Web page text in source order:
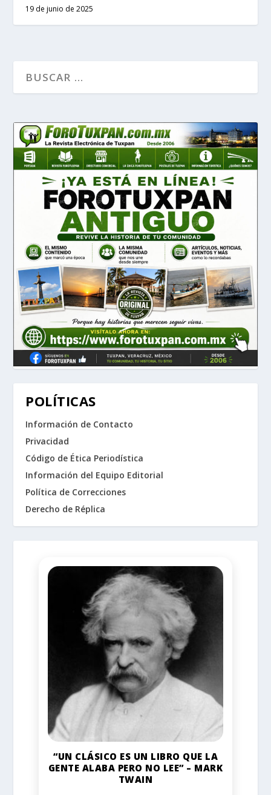
19 de junio de 2025
POLÍTICAS
Información de Contacto
Privacidad
Código de Ética Periodística
Información del Equipo Editorial
Política de Correcciones
Derecho de Réplica
“UN CLÁSICO ES UN LIBRO QUE LA
GENTE ALABA PERO NO LEE” – MARK
TWAIN